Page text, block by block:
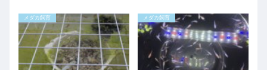
面近くに来ているのを見ると、
やはりメダカは太陽と共に生き
る魚なんだなぁと思いますね。
さて今日のメダ活...
水槽部屋容器の浮草がまた大量
に増えていたので収穫しまし
た。収穫と言っても...
メダカ飼育 メダカ飼育